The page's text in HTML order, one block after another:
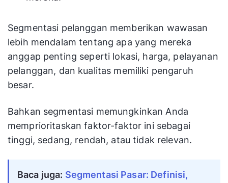
Segmentasi pelanggan memberikan wawasan
lebih mendalam tentang apa yang mereka
anggap penting seperti lokasi, harga, pelayanan
pelanggan, dan kualitas memiliki pengaruh
besar.
Bahkan segmentasi memungkinkan Anda
memprioritaskan faktor-faktor ini sebagai
tinggi, sedang, rendah, atau tidak relevan.
Baca juga: Segmentasi Pasar: Definisi,